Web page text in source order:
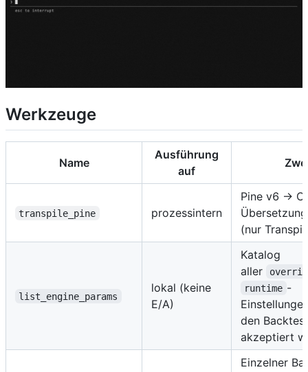
Werkzeuge
Name
Ausführung
auf
transpile_pine prozessintern
Pine v6 →
(nur
list_engine_params
lokal (keine
E/A)
Katalog
aller
runtime -
den
akzeptiert
Einzelner